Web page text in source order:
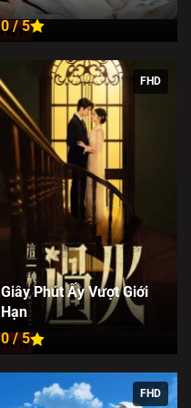
New
0 / 5
FHD
New
Giây Phút Ấy Vượt Giới
Hạn
0 / 5
FHD